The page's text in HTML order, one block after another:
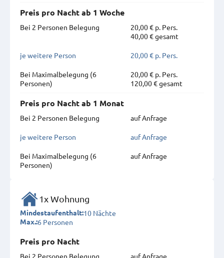
Preis pro Nacht ab 1 Woche
Bei 2 Personen Belegung
20,00 € p. Pers.
40,00 € gesamt
je weitere Person 20,00 € p. Pers.
Bei Maximal­belegung (6
Personen)
20,00 € p. Pers.
120,00 € gesamt
Preis pro Nacht ab 1 Monat
Bei 2 Personen Belegung
auf Anfrage
je weitere Person auf Anfrage
Bei Maximal­belegung (6
Personen)
auf Anfrage
1x Wohnung
Mindestaufenthalt:10 Nächte
Max.:6 Personen
Preis pro Nacht
Bei 2 Personen Belegung
auf Anfrage